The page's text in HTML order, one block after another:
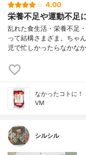
4.00
栄養不足や運動不足
乱れた食生活・栄養不足
って結構さまざま。ちゃ
児で忙しかったらなかな
なかったコトに！
VM
シルシル